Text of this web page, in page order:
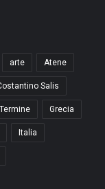
arte Atene
Salis
Grecia
Italia